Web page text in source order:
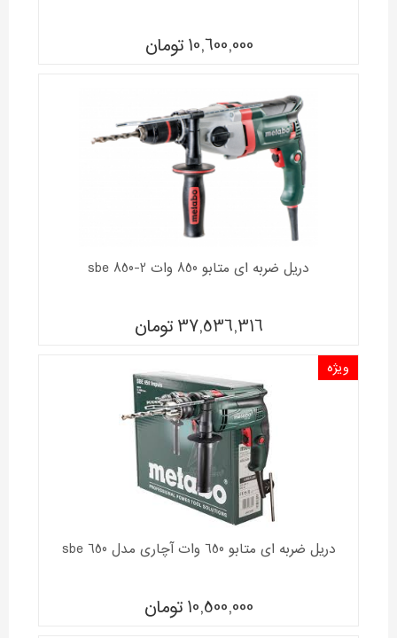
10,600,000 تومان
دریل ضربه ای متابو 850 وات sbe 850-2
37,536,316 تومان
دریل ضربه ای متابو 650 وات آچاری مدل sbe 650
10,500,000 تومان
ویژه